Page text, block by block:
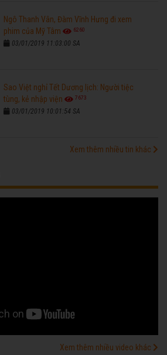
Ngô Thanh Vân, Đàm Vĩnh Hưng đi xem
phim của Mỹ Tâm
6260
03/01/2019 11:03:00 SA
Sao Việt nghỉ Tết Dương lịch: Người tiệc
tùng, kẻ nhập viện
7673
03/01/2019 10:01:54 SA
Xem thêm nhiều tin khác
Xem thêm nhiều video khác